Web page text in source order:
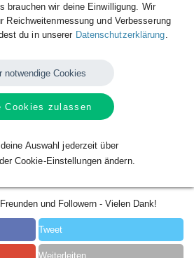
und Followern - Vielen Dank!
Tweet
Weiterleiten
brauchen wir deine Einwilligung. Wir
Reichweitenmessung und Verbesserung
du in unserer Datenschutzerklärung
notwendige Cookies
Cookies zulassen
Auswahl jederzeit über
Cookie-Einstellungen ändern.